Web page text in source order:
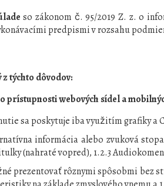
so zákonom č. 95/2019 Z. z. o
predpismi v rozsahu
týchto dôvodov:
prístupnosti webových sídel a
sa poskytuje iba využitím grafiky a
informácia alebo zvuková
(nahraté vopred), 1.2.3
prezentovať rôznymi spôsobmi